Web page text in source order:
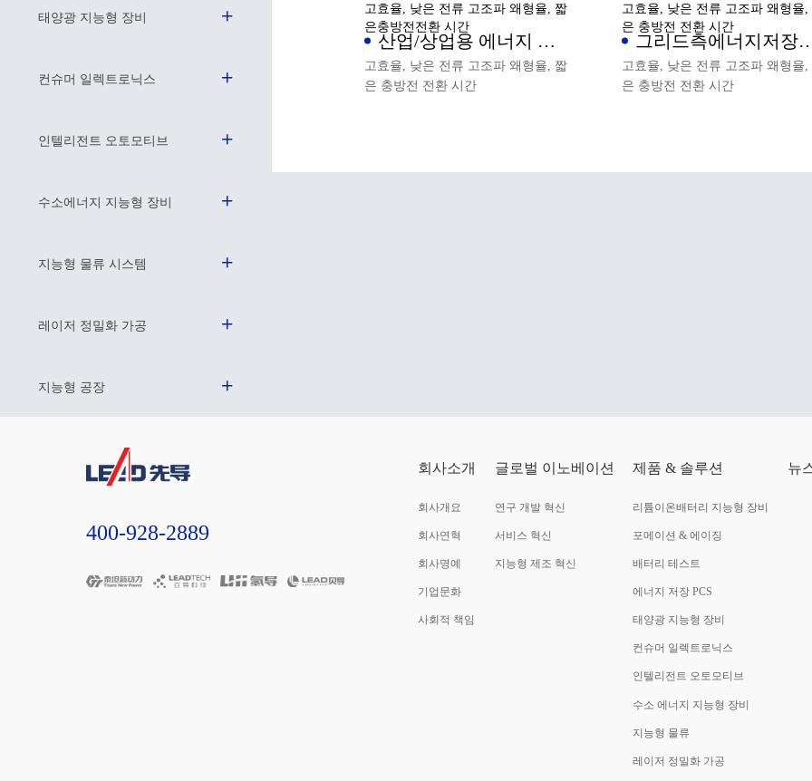
태양광 지능형 장비
컨슈머 일렉트로닉스
인텔리전트 오토모티브
수소에너지 지능형 장비
지능형 물류 시스템
레이저 정밀화 가공
지능형 공장
고효율, 낮은 전류 고조파 왜형율, 짧
은충방전전환 시간
산업/상업용 에너지 저
장 PCS 솔루션
고효율, 낮은 전류 고조파 왜형율, 짧
은 충방전 전환 시간
고효율, 낮은 전류 고조파 왜형율,
은 충방전 전환 시간
그리드측에너지저장
PCS솔루션
고효율, 낮은 전류 고조파 왜형율,
은 충방전 전환 시간
400-928-2889
회사소개
회사개요
회사연혁
회사명예
기업문화
사회적 책임
글로벌 이노베이션
연구 개발 혁신
서비스 혁신
지능형 제조 혁신
제품 & 솔루션
리튬이온배터리 지능형 장비
포메이션 & 에이징
배터리 테스트
에너지 저장 PCS
태양광 지능형 장비
컨슈머 일렉트로닉스
인텔리전트 오토모티브
수소 에너지 지능형 장비
지능형 물류
레이저 정밀화 가공
뉴